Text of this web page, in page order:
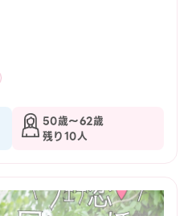
50歳〜62歳
残り10人